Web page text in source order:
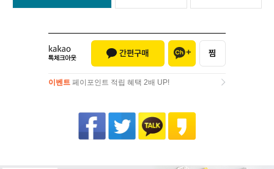
이벤트 페이포인트 적립 혜택 2배 UP!